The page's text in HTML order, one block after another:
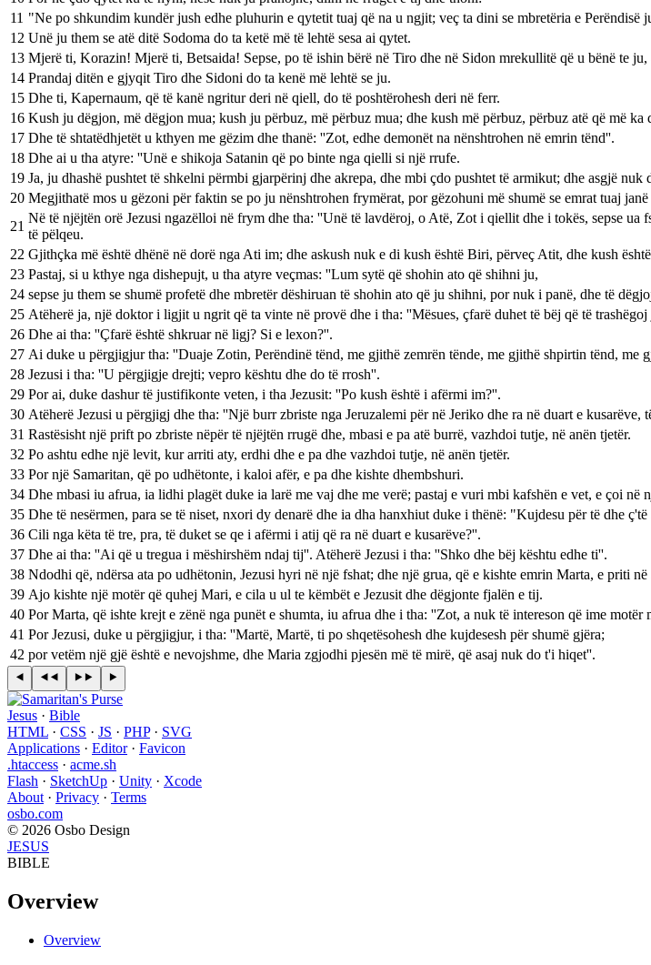
11 "Ne po shkundim kundër jush edhe pluhurin e qytetit tuaj që na u ngjit; veç ta dini se mbretëria e Perëndisë
12 Unë ju them se atë ditë Sodoma do ta ketë më të lehtë sesa ai qytet.
13 Mjerë ti, Korazin! Mjerë ti, Betsaida! Sepse, po të ishin bërë në Tiro dhe në Sidon mrekullitë që u bënë te
14 Prandaj ditën e gjyqit Tiro dhe Sidoni do ta kenë më lehtë se ju.
15 Dhe ti, Kapernaum, që të kanë ngritur deri në qiell, do të poshtërohesh deri në ferr.
16 Kush ju dëgjon, më dëgjon mua; kush ju përbuz, më përbuz mua; dhe kush më përbuz, përbuz atë që më ka
17 Dhe të shtatëdhjetët u kthyen me gëzim dhe thanë: ''Zot, edhe demonët na nënshtrohen në emrin tënd''.
18 Dhe ai u tha atyre: ''Unë e shikoja Satanin që po binte nga qielli si një rrufe.
19 Ja, ju dhashë pushtet të shkelni përmbi gjarpërinj dhe akrepa, dhe mbi çdo pushtet të armikut; dhe asgjë nuk
20 Megjithatë mos u gëzoni për faktin se po ju nënshtrohen frymërat, por gëzohuni më shumë se emrat tuaj
21
Në të njëjtën orë Jezusi ngazëlloi në frym dhe tha: ''Unë të lavdëroj, o Atë, Zot i qiellit dhe i tokës, sepse
të pëlqeu.
22 Gjithçka më është dhënë në dorë nga Ati im; dhe askush nuk e di kush është Biri, përveç Atit, dhe kush
23 Pastaj, si u kthye nga dishepujt, u tha atyre veçmas: ''Lum sytë që shohin ato që shihni ju,
24 sepse ju them se shumë profetë dhe mbretër dëshiruan të shohin ato që ju shihni, por nuk i panë, dhe të
25 Atëherë ja, një doktor i ligjit u ngrit që ta vinte në provë dhe i tha: ''Mësues, çfarë duhet të bëj që të trashëgoj
26 Dhe ai tha: ''Çfarë është shkruar në ligj? Si e lexon?''.
27 Ai duke u përgjigjur tha: ''Duaje Zotin, Perëndinë tënd, me gjithë zemrën tënde, me gjithë shpirtin tënd, me
28 Jezusi i tha: ''U përgjigje drejti; vepro kështu dhe do të rrosh''.
29 Por ai, duke dashur të justifikonte veten, i tha Jezusit: ''Po kush është i afërmi im?''.
30 Atëherë Jezusi u përgjigj dhe tha: ''Një burr zbriste nga Jeruzalemi për në Jeriko dhe ra në duart e
31 Rastësisht një prift po zbriste nëpër të njëjtën rrugë dhe, mbasi e pa atë burrë, vazhdoi tutje, në anën tjetër.
32 Po ashtu edhe një levit, kur arriti aty, erdhi dhe e pa dhe vazhdoi tutje, në anën tjetër.
33 Por një Samaritan, që po udhëtonte, i kaloi afër, e pa dhe kishte dhembshuri.
34 Dhe mbasi iu afrua, ia lidhi plagët duke ia larë me vaj dhe me verë; pastaj e vuri mbi kafshën e vet, e çoi në
35 Dhe të nesërmen, para se të niset, nxori dy denarë dhe ia dha hanxhiut duke i thënë: "Kujdesu për të dhe
36 Cili nga këta të tre, pra, të duket se qe i afërmi i atij që ra në duart e kusarëve?''.
37 Dhe ai tha: ''Ai që u tregua i mëshirshëm ndaj tij''. Atëherë Jezusi i tha: ''Shko dhe bëj kështu edhe ti''.
38 Ndodhi që, ndërsa ata po udhëtonin, Jezusi hyri në një fshat; dhe një grua, që e kishte emrin Marta, e priti në
39 Ajo kishte një motër që quhej Mari, e cila u ul te këmbët e Jezusit dhe dëgjonte fjalën e tij.
40 Por Marta, që ishte krejt e zënë nga punët e shumta, iu afrua dhe i tha: ''Zot, a nuk të intereson që ime
41 Por Jezusi, duke u përgjigjur, i tha: ''Martë, Martë, ti po shqetësohesh dhe kujdesesh për shumë gjëra;
42 por vetëm një gjë është e nevojshme, dhe Maria zgjodhi pjesën më të mirë, që asaj nuk do t'i hiqet''.
Jesus · Bible
HTML · CSS · JS · PHP· SVG
Applications · Editor· Favicon
.htaccess · acme.sh
Flash · SketchUp · Unity · Xcode
About · Privacy · Terms
osbo.com
© 2026 Osbo Design
JESUS
BIBLE
Overview
Overview